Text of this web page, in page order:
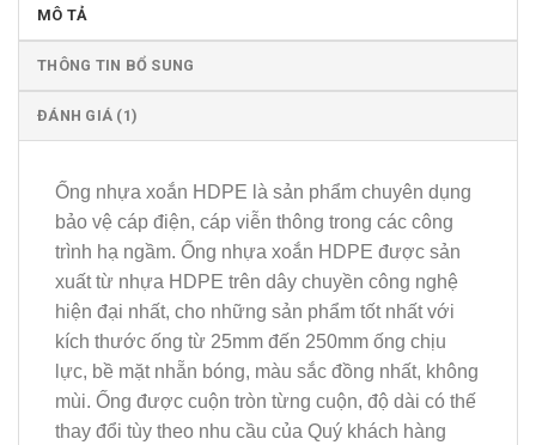
MÔ TẢ
THÔNG TIN BỔ SUNG
ĐÁNH GIÁ (1)
Ống nhựa xoắn HDPE là sản phẩm chuyên dụng
bảo vệ cáp điện, cáp viễn thông trong các công
trình hạ ngầm. Ống nhựa xoắn HDPE được sản
xuất từ nhựa HDPE trên dây chuyền công nghệ
hiện đại nhất, cho những sản phẩm tốt nhất với
kích thước ống từ 25mm đến 250mm ống chịu
lực, bề mặt nhẵn bóng, màu sắc đồng nhất, không
mùi. Ống được cuộn tròn từng cuộn, độ dài có thế
thay đổi tùy theo nhu cầu của Quý khách hàng